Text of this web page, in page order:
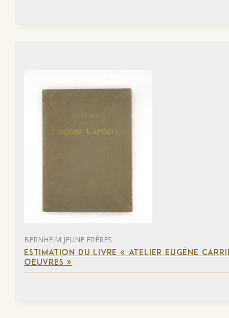
BERNHEIM JEUNE FRÈRES
ESTIMATION DU LIVRE « ATELIER EUGÈNE
OEUVRES »